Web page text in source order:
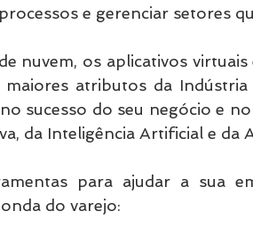
e gerenciar setores
nuvem, os aplicativos
maiores atributos da
sucesso do seu negócio e
da Inteligência Artificial e da
para ajudar a sua
do varejo: